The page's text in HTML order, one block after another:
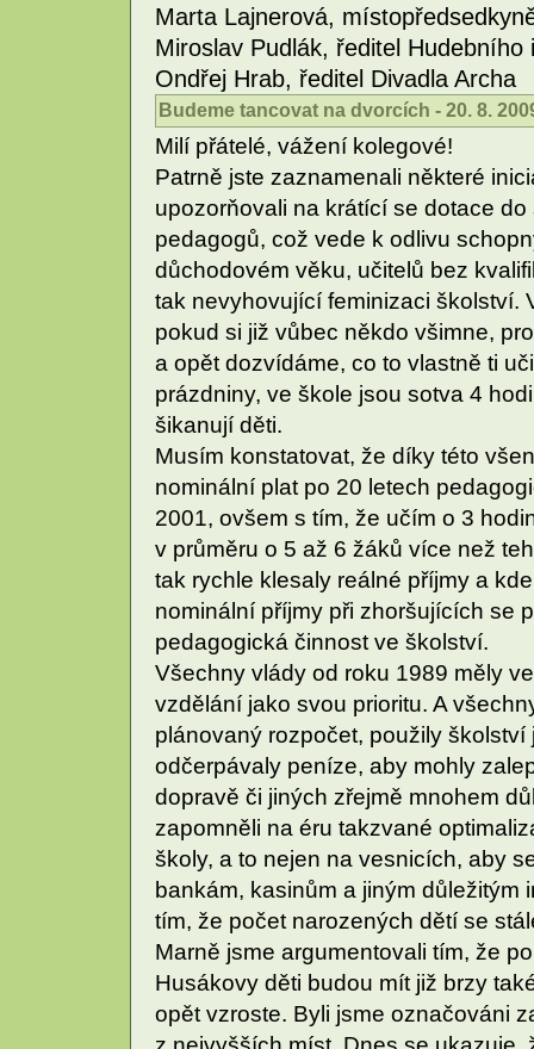
Marta Lajnerová,
Miroslav Pudlák, ředitel
Ondřej Hrab, ředitel Divadla Archa
Budeme tancovat na dvorcích - 20. 8.
Milí přátelé, vážení kolegové!
Patrně jste zaznamenali některé
upozorňovali na krátící se dotace
pedagogů, což vede k odlivu
důchodovém věku, učitelů bez
tak nevyhovující feminizaci školství.
pokud si již vůbec někdo všimne,
a opět dozvídáme, co to vlastně ti
prázdniny, ve škole jsou sotva 4
šikanují děti.
Musím konstatovat, že díky této
nominální plat po 20 letech
2001, ovšem s tím, že učím o 3
v průměru o 5 až 6 žáků více než
tak rychle klesaly reálné příjmy a
nominální příjmy při zhoršujících se
pedagogická činnost ve školství.
Všechny vlády od roku 1989 měly
vzdělání jako svou prioritu. A
plánovaný rozpočet, použily
odčerpávaly peníze, aby mohly
dopravě či jiných zřejmě mnohem
zapomněli na éru takzvané
školy, a to nejen na vesnicích, aby
bankám, kasinům a jiným důležitým
tím, že počet narozených dětí se
Marně jsme argumentovali tím, že
Husákovy děti budou mít již brzy
opět vzroste. Byli jsme označováni